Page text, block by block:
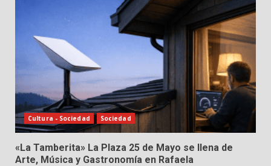
Cultura - Sociedad Sociedad
«La Tamberita» La Plaza 25 de Mayo se llena de
Arte, Música y Gastronomía en Rafaela